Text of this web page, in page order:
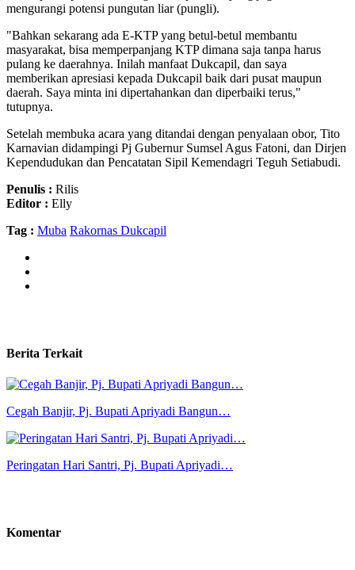
mengurangi potensi pungutan liar (pungli).
"Bahkan sekarang ada E-KTP yang betul-betul membantu
masyarakat, bisa memperpanjang KTP dimana saja tanpa harus
pulang ke daerahnya. Inilah manfaat Dukcapil, dan saya
memberikan apresiasi kepada Dukcapil baik dari pusat maupun
daerah. Saya minta ini dipertahankan dan diperbaiki terus,"
tutupnya.
Setelah membuka acara yang ditandai dengan penyalaan obor, Tito
Karnavian didampingi Pj Gubernur Sumsel Agus Fatoni, dan Dirjen
Kependudukan dan Pencatatan Sipil Kemendagri Teguh Setiabudi.
Penulis : Rilis
Editor : Elly
Tag : Muba Rakornas Dukcapil
Berita Terkait
Cegah Banjir, Pj. Bupati Apriyadi Bangun…
Peringatan Hari Santri, Pj. Bupati Apriyadi…
Komentar